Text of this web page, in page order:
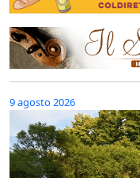
9 agosto 2026